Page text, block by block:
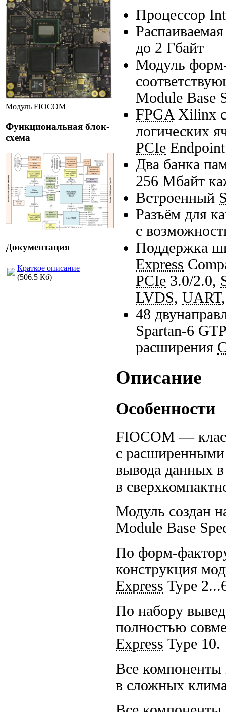
Модуль FIOCOM
Функциональная блок-
схема
Документация
Краткое описание
(506.5 Кб)
Процессор
до 2 Гбайт
Модуль
Module Base
FPGA Xilinx
логических
PCIe Endpoint
Два банка
256 Мбайт
Встроенный
Разъём для
с
Поддержка
Express
PCIe 3.0/2.0,
LVDS, UART
48
Spartan-6
расширения
Описание
Особенности
FIOCOM —
с расширенными
вывода данных
в
Модуль создан
Module Base
По форм-
конструкция
Express Type
По набору
полностью
Express Type 10.
Все компоненты
в сложных